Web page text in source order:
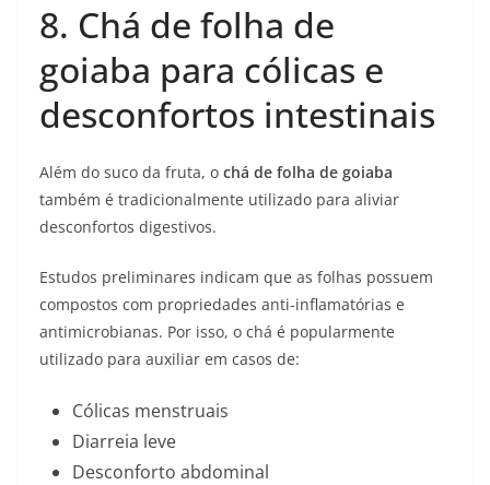
8. Chá de folha de
goiaba para cólicas e
desconfortos intestinais
Além do suco da fruta, o chá de folha de goiaba
também é tradicionalmente utilizado para aliviar
desconfortos digestivos.
Estudos preliminares indicam que as folhas possuem
compostos com propriedades anti-inflamatórias e
antimicrobianas. Por isso, o chá é popularmente
utilizado para auxiliar em casos de:
Cólicas menstruais
Diarreia leve
Desconforto abdominal